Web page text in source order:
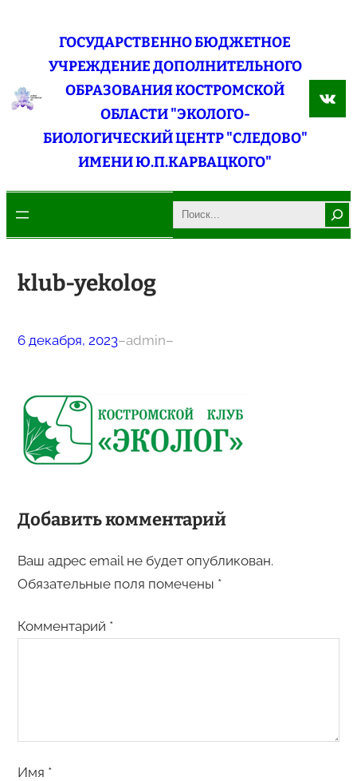
содержимому
ГОСУДАРСТВЕННО БЮДЖЕТНОЕ
УЧРЕЖДЕНИЕ ДОПОЛНИТЕЛЬНОГО
ОБРАЗОВАНИЯ КОСТРОМСКОЙ
ОБЛАСТИ "ЭКОЛОГО-
БИОЛОГИЧЕСКИЙ ЦЕНТР "СЛЕДОВО"
ИМЕНИ Ю.П.КАРВАЦКОГО"
Search
klub-yekolog
6 декабря, 2023–admin–
Добавить комментарий
Ваш адрес email не будет опубликован.
Обязательные поля помечены *
Комментарий *
Имя *